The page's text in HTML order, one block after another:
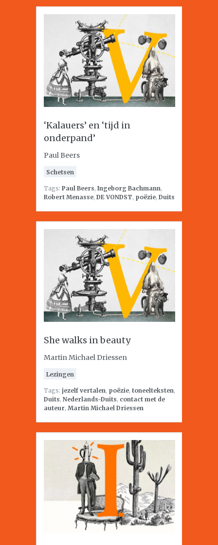
‘Kalauers’ en ‘tijd in
onderpand’
Paul Beers
Schetsen
Tags: Paul Beers, Ingeborg Bachmann,
Robert Menasse, DE VONDST, poëzie, Duits
She walks in beauty
Martin Michael Driessen
Lezingen
Tags: jezelf vertalen, poëzie, toneelteksten,
Duits, Nederlands-Duits, contact met de
auteur, Martin Michael Driessen